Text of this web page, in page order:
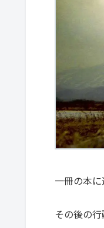
一冊の本
その後の